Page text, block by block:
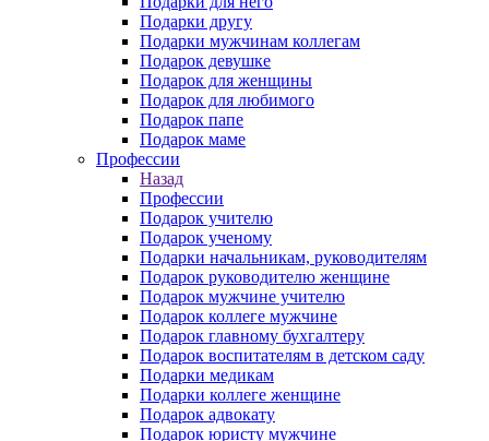
Подарки другу
Подарки мужчинам коллегам
Подарок девушке
Подарок для женщины
Подарок для любимого
Подарок папе
Подарок маме
Профессии
Назад
Профессии
Подарок учителю
Подарок ученому
Подарки начальникам, руководителям
Подарок руководителю женщине
Подарок мужчине учителю
Подарок коллеге мужчине
Подарок главному бухгалтеру
Подарок воспитателям в детском саду
Подарки медикам
Подарки коллеге женщине
Подарок адвокату
Подарок юристу мужчине